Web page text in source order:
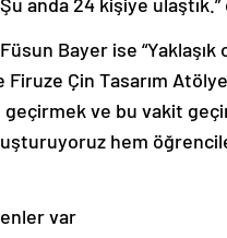
Bayer ise
Çin Tasarım
ve bu vakit
hem
var